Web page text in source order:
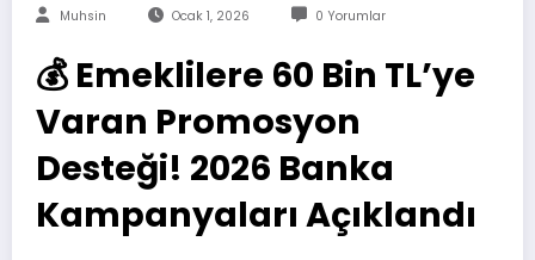
Muhsin Ocak 1, 2026 0 Yorumlar
💰 Emeklilere 60 Bin TL’ye
Varan Promosyon
Desteği! 2026 Banka
Kampanyaları Açıklandı